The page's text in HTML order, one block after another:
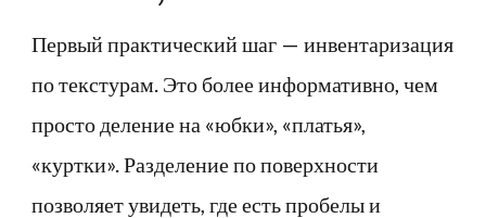
Первый практический шаг — инвентаризация
по текстурам. Это более информативно, чем
просто деление на «юбки», «платья»,
«куртки». Разделение по поверхности
позволяет увидеть, где есть пробелы и